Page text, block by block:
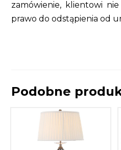
zamówienie, klientowi
prawo do odstąpienia od
Podobne